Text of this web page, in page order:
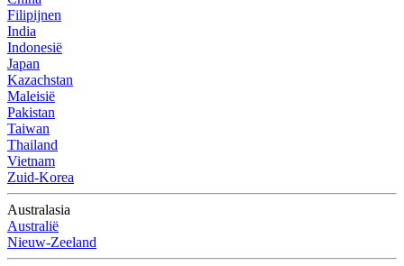
Filipijnen
India
Indonesië
Japan
Kazachstan
Maleisië
Pakistan
Taiwan
Thailand
Vietnam
Zuid-Korea
Australasia
Australië
Nieuw-Zeeland